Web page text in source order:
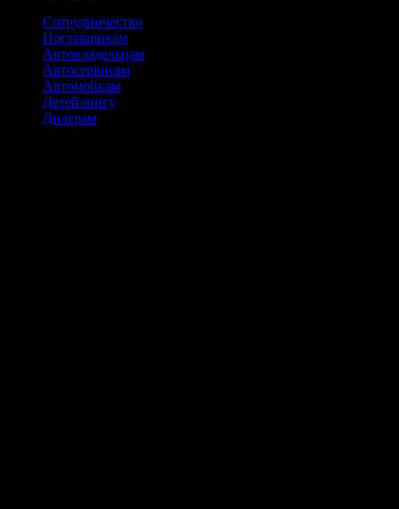
Сотрудничество
Поставщикам
Автовладельцам
Автосервисам
Автомойкам
Детейлингу
Дилерам